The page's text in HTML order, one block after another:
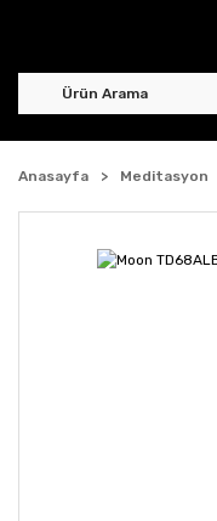
Anasayfa Meditasyon